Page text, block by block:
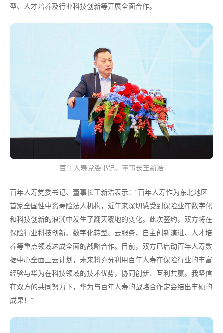
型、人才培养及行业科技创新等开展全面合作。
百年人寿党委书记、董事长王新浩
百年人寿党委书记、董事长王新浩表示：“百年人寿作为东北地区
首家全国性中资寿险法人机构，近年来深切感受到保险业在数字化
和科技创新的浪潮中发生了翻天覆地的变化。此次签约，双方将在
保险行业科技创新、数字化转型、云服务、自主创新演进、人才培
养等重点领域达成全面的战略合作。目前，双方已启动百年人寿数
据中心全面上云计划，未来将充分利用百年人寿在保险行业的丰富
经验与华为在科技领域的技术优势，协同创新、互利共赢。我坚信
在双方的共同努力下，华为与百年人寿的战略合作定会结出丰硕的
成果！”